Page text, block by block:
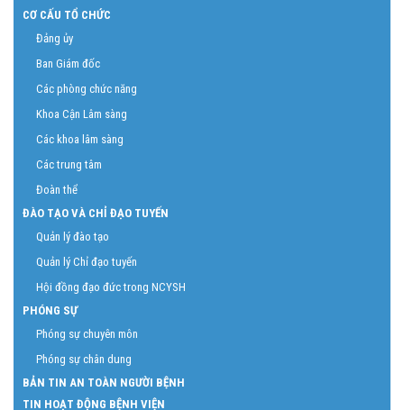
CƠ CẤU TỔ CHỨC
Đảng ủy
Ban Giám đốc
Các phòng chức năng
Khoa Cận Lâm sàng
Các khoa lâm sàng
Các trung tâm
Đoàn thể
ĐÀO TẠO VÀ CHỈ ĐẠO TUYẾN
Quản lý đào tạo
Quản lý Chỉ đạo tuyến
Hội đồng đạo đức trong NCYSH
PHÓNG SỰ
Phóng sự chuyên môn
Phóng sự chân dung
BẢN TIN AN TOÀN NGƯỜI BỆNH
TIN HOẠT ĐỘNG BỆNH VIỆN